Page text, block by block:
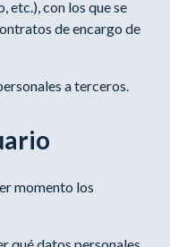
etc.), con los que se
de encargo de
a terceros.
momento los